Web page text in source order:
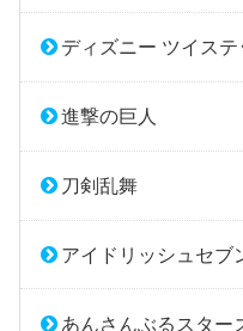
ディズニー ツイス
進撃の巨人
刀剣乱舞
アイドリッシュセブ
あんさんぶるスター